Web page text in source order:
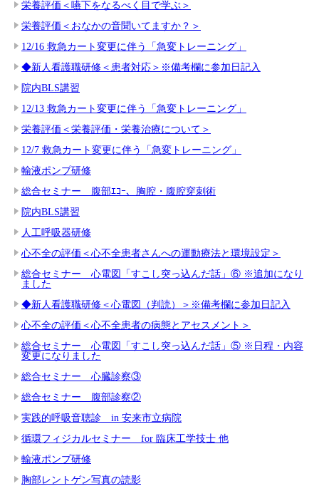
栄養評価＜嚥下をなるべく目で学ぶ＞
栄養評価＜おなかの音聞いてますか？＞
12/16 救急カート変更に伴う「急変トレーニング」
◆新人看護職研修＜患者対応＞※備考欄に参加日記入
院内BLS講習
12/13 救急カート変更に伴う「急変トレーニング」
栄養評価＜栄養評価・栄養治療について＞
12/7 救急カート変更に伴う「急変トレーニング」
輸液ポンプ研修
総合セミナー 腹部ｴｺｰ、胸腔・腹腔穿刺術
院内BLS講習
人工呼吸器研修
心不全の評価＜心不全患者さんへの運動療法と環境設定＞
総合セミナー 心電図「すこし突っ込んだ話」⑥ ※追加になり
ました
◆新人看護職研修＜心電図（判読）＞※備考欄に参加日記入
心不全の評価＜心不全患者の病態とアセスメント＞
総合セミナー 心電図「すこし突っ込んだ話」⑤ ※日程・内容
変更になりました
総合セミナー 心臓診察③
総合セミナー 腹部診察②
実践的呼吸音聴診 in 安来市立病院
循環フィジカルセミナー for 臨床工学技士 他
輸液ポンプ研修
胸部レントゲン写真の読影